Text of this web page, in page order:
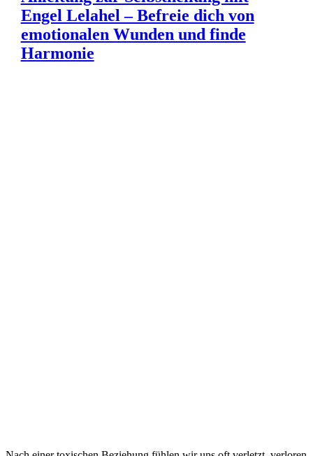
Engel Lelahel – Befreie dich von
emotionalen Wunden und finde
Harmonie